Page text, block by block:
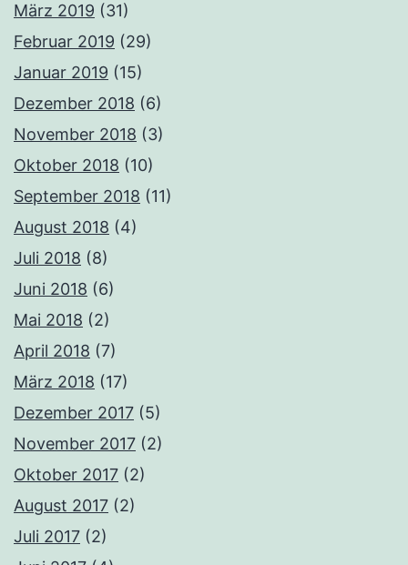
März 2019 (31)
Februar 2019 (29)
Januar 2019 (15)
Dezember 2018 (6)
November 2018 (3)
Oktober 2018 (10)
September 2018 (11)
August 2018 (4)
Juli 2018 (8)
Juni 2018 (6)
Mai 2018 (2)
April 2018 (7)
März 2018 (17)
Dezember 2017 (5)
November 2017 (2)
Oktober 2017 (2)
August 2017 (2)
Juli 2017 (2)